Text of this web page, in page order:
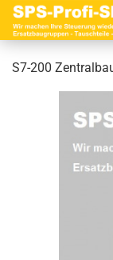
S7-200